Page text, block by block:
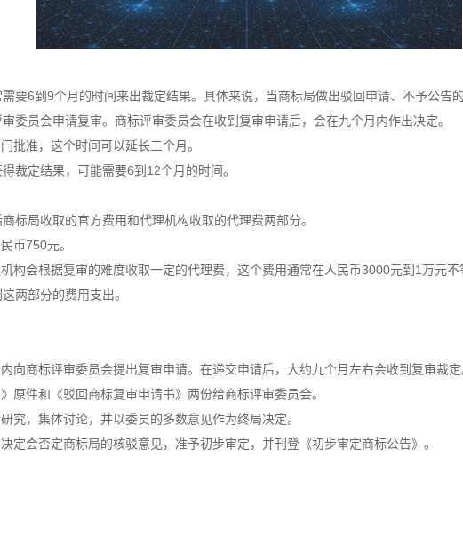
6到9个月的时间来出裁定结果。具体来说，当商标局做出驳回申请、不予公告
员会申请复审。商标评审委员会在收到复审申请后，会在九个月内作出决定。
准，这个时间可以延长三个月。
定结果，可能需要6到12个月的时间。
标局收取的官方费用和代理机构收取的代理费两部分。
币750元。
会根据复审的难度收取一定的代理费，这个费用通常在人民币3000元到1万元不
部分的费用支出。
商标评审委员会提出复审申请。在递交申请后，大约九个月左右会收到复审裁定
件和《驳回商标复审申请书》两份给商标评审委员会。
，集体讨论，并以委员的多数意见作为终局决定。
会否定商标局的核驳意见，准予初步审定，并刊登《初步审定商标公告》。